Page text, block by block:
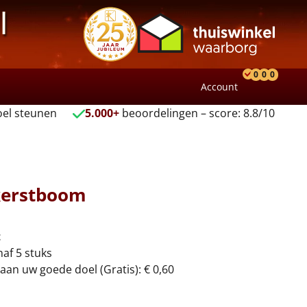
Account
0 0 0
steunen 5.000+ beoordelingen – score: 8.8/10
5 stuks
uw goede doel (Gratis): € 0,60